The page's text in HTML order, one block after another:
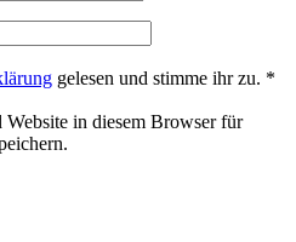
gelesen und stimme ihr zu. *
in diesem Browser für